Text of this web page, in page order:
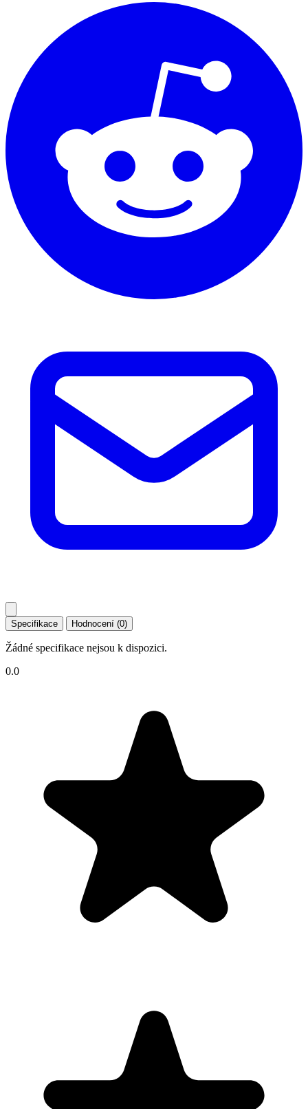
Specifikace Hodnocení (0)
Žádné specifikace nejsou k dispozici.
0.0